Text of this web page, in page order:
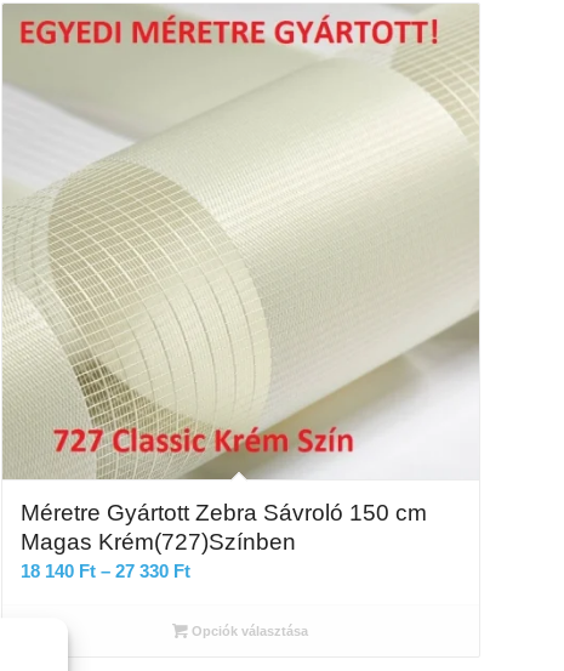
Méretre Gyártott Zebra Sávroló 150 cm
Magas Krém(727)Színben
18 140 Ft – 27 330 FtÁrtartomány:
140 Ft
Opciók választása